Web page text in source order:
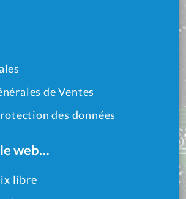
de Ventes
des données
web…
libre